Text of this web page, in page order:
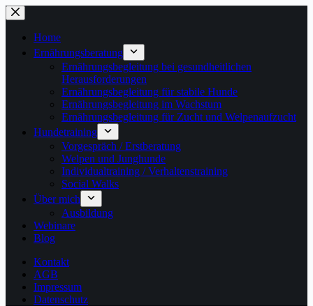
Zum
Inhalt
springenHome
Ernährungsberatung
Ernährungsbegleitung bei gesundheitlichen
Herausforderungen
Ernährungsbegleitung für stabile Hunde
Ernährungsbegleitung im Wachstum
Ernährungsbegleitung für Zucht und Welpenaufzucht
Hundetraining
Vorgespräch / Erstberatung
Welpen und Junghunde
Individualtraining / Verhaltenstraining
Social Walks
Über mich
Ausbildung
Webinare
Blog
Kontakt
AGB
Impressum
Datenschutz